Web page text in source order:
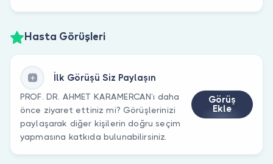
Hasta Görüşleri
İlk Görüşü Siz Paylaşın
PROF. DR. AHMET KARAMERCAN’ı daha
önce ziyaret ettiniz mi? Görüşlerinizi
paylaşarak diğer kişilerin doğru seçim
yapmasına katkıda bulunabilirsiniz.
Görüş
Ekle